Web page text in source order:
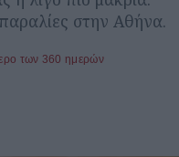
στην Αθήνα.
των 360 ημερών